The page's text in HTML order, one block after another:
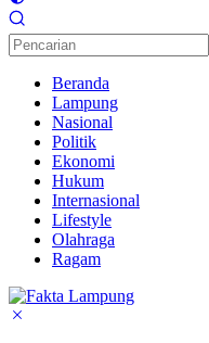
Beranda
Lampung
Nasional
Politik
Ekonomi
Hukum
Internasional
Lifestyle
Olahraga
Ragam